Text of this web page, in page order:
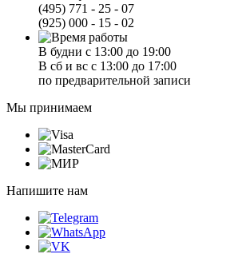
(495) 771 - 25 - 07
(925) 000 - 15 - 02
В будни с 13:00 до 19:00
В сб и вс с 13:00 до 17:00
по предварительной записи
Мы принимаем
Напишите нам